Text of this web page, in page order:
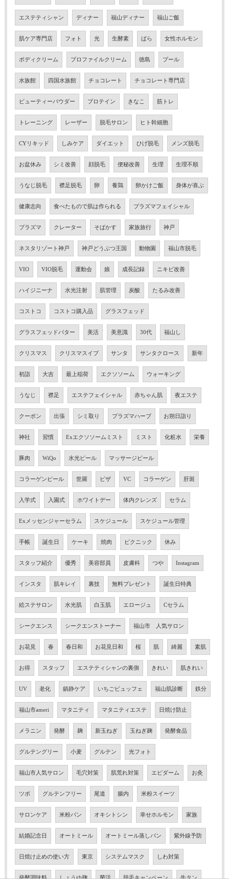
エステティシャン ディナー 福山ディナー 福山ご飯
肌ケア専門店 フォト 光 生酵素 ばら 女性ホルモン
ボディクリーム プロファイルクリーム 徳島 プール
水族館 四国水族館 チョコレート チョコレート専門店
ビューティーパウダー プロテイン きなこ 筋トレ
トレーニング レーザー 脱毛サロン ヒト幹細胞
CYリキッド しみケア ダイエット ひげ脱毛 メンズ脱毛
お盆休み シミ改善 顔脱毛 便秘改善 生理 生理不順
うなじ脱毛 襟足脱毛 卵 養鶏 卵かけご飯 身体が喜ぶ
健康志向 食べたもので肌は作られる プラズマフェイシャル
プラズマ クレーター そばかす 家族旅行 神戸
ネスタリゾート神戸 神戸どうぶつ王国 動物園 福山市脱毛
VIO VIO脱毛 運動会 娘 成長記録 ニキビ改善
ハイジニーナ 水光注射 肌管理 炭酸 たるみ改善
コストコ コストコ購入品 グラスフェッド
グラスフェッドバター 美活 美意識 30代 福山し
クリスマス クリスマスイブ サンタ サンタクロース 新年
初詣 大吉 最上稲荷 エクソソーム ウォーキング
うなじ 襟足 エステフェイシャル 赤ちゃん肌 夜エステ
クーポン 出張 シミ取り プラズマハーブ お朔日詣り
神社 習慣 Exエクソソームミスト ミスト 化粧水 栄養
豚肉 WiQo 水光ピール マッサージピール
コラーゲンピール 世羅 ピザ VC コラーゲン 肝斑
入学式 入園式 ホワイトデー 体内クレンズ セラム
Exメッセンジャーセラム スケジュール スケジュール管理
手帳 誕生日 ケーキ 焼肉 ピクニック 休み
スタッフ紹介 優秀 美容部員 皮膚科 つや Instagram
インスタ 肌キレイ 裏技 無料プレゼント 誕生日特典
絵ステサロン 水光肌 白玉肌 エロージュ Cセラム
シークエンス シークエンストーナー 福山市 人気サロン
お花見 春 春日和 お花見日和 桜 肌 綺麗 素肌
お得 スタッフ エステティシャンの裏側 きれい 肌きれい
UV 老化 鎮静ケア いちごビュッフェ 福山肌診断 鉄分
福山市ameri マタニティ マタニティエステ 日焼け防止
メラニン 発酵 麹 新玉ねぎ 玉ねぎ麹 発酵食品
グルテングリー 小麦 グルテン 光フォト
福山市人気サロン 毛穴対策 肌荒れ対策 エピダーム お灸
ツボ グルテンフリー 尾道 腸内 米粉スイーツ
サロンケア 米粉パン オキシトシン 幸せホルモン 家族
結婚記念日 オートミール オートミール蒸しパン 紫外線予防
日焼け止めの使い方 東京 システムマスク しわ対策
発酵調味料 しょうゆ麹 菌活 脱毛キャンペーン 牛タン